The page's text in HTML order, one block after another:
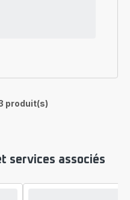
produit(s)
services associés